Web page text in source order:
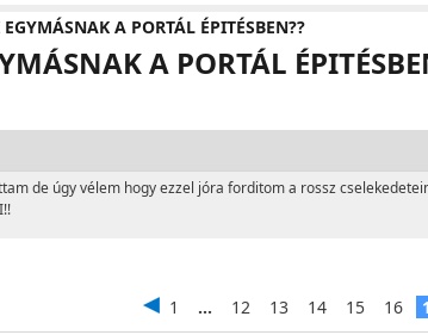
A PORTÁL ÉPITÉSBEN??
A PORTÁL
de úgy vélem hogy ezzel jóra forditom a rossz
1 ... 12 13 14 15 16